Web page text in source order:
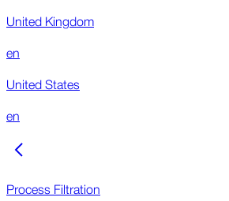
United Kingdom
en
United States
en
Process Filtration